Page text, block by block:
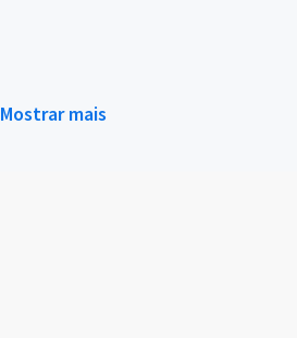
Mostrar mais